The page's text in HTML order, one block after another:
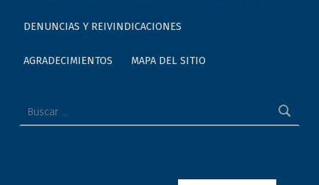
DENUNCIAS Y REIVINDICACIONES
AGRADECIMIENTOS MAPA DEL SITIO